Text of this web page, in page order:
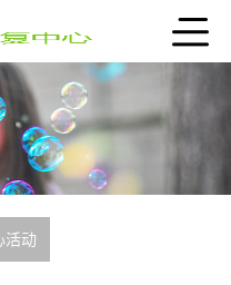
活动